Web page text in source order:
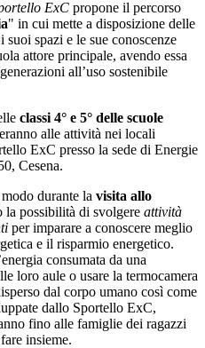
ExC propone il percorso
" in cui mette a disposizione delle
spazi e le sue conoscenze
attore principale, avendo essa
all’uso sostenibile
classi 4° e 5° delle scuole
alle attività nei locali
ExC presso la sede di Energie
Cesena.
durante la visita allo
la possibilità di svolgere attività
per imparare a conoscere meglio
e il risparmio energetico.
consumata da una
loro aule o usare la termocamera
dal corpo umano così come
dallo Sportello ExC,
fino alle famiglie dei ragazzi
insieme.